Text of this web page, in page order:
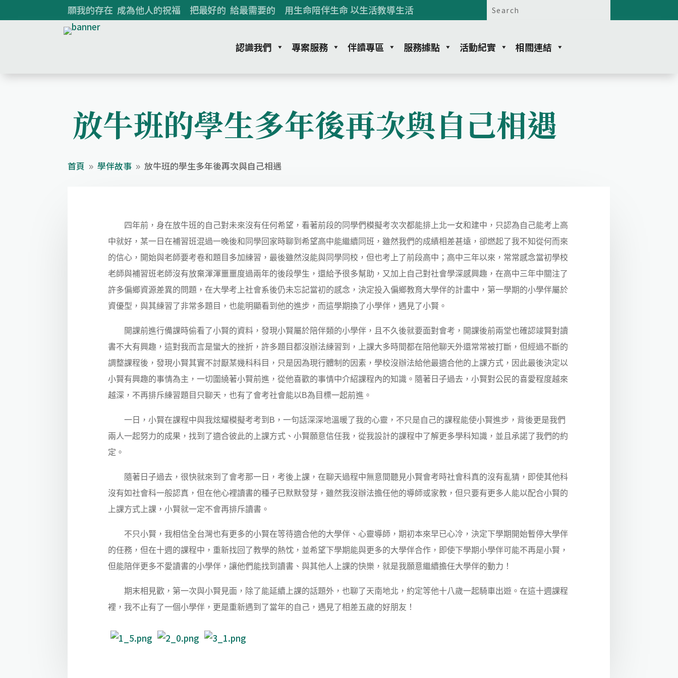
願我的存在 成為他人的祝福 把最好的 給最需要的 用生命陪伴生命 以生活教導生活
認識我們 專案服務 伴讀專區 服務據點 活動紀實 相關連結
放牛班的學生多年後再次與自己相遇
首頁 9 學伴故事 9 放牛班的學生多年後再次與自己相遇
四年前，身在放牛班的自己對未來沒有任何希望，看著前段的同學們模擬考次次都能排上北一女和建中，只認為自己能考上高
中就好，某一日在補習班混過一晚後和同學回家時聊到希望高中能繼續同班，雖然我們的成績相差甚遠，卻燃起了我不知從何而來
的信心，開始與老師要考卷和題目多加練習，最後雖然沒能與同學同校，但也考上了前段高中；高中三年以來，常常感念當初學校
老師與補習班老師沒有放棄渾渾噩噩度過兩年的後段學生，還給予很多幫助，又加上自己對社會學深感興趣，在高中三年中關注了
許多偏鄉資源差異的問題，在大學考上社會系後仍未忘記當初的感念，決定投入偏鄉教育大學伴的計畫中，第一學期的小學伴屬於
資優型，與其練習了非常多題目，也能明顯看到他的進步，而這學期換了小學伴，遇見了小賢。
開課前進行備課時偷看了小賢的資料，發現小賢屬於陪伴類的小學伴，且不久後就要面對會考，開課後前兩堂也確認竣賢對讀
書不大有興趣，這對我而言是蠻大的挫折，許多題目都沒辦法練習到，上課大多時間都在陪他聊天外還常常被打斷，但經過不斷的
調整課程後，發現小賢其實不討厭某幾科科目，只是因為現行體制的因素，學校沒辦法給他最適合他的上課方式，因此最後決定以
小賢有興趣的事情為主，一切圍繞著小賢前進，從他喜歡的事情中介紹課程內的知識。隨著日子過去，小賢對公民的喜愛程度越來
越深，不再排斥練習題目只聊天，也有了會考社會能以B為目標一起前進。
一日，小賢在課程中與我炫耀模擬考考到B，一句話深深地溫暖了我的心靈，不只是自己的課程能使小賢進步，背後更是我們
兩人一起努力的成果，找到了適合彼此的上課方式、小賢願意信任我，從我設計的課程中了解更多學科知識，並且承諾了我們的約
定。
隨著日子過去，很快就來到了會考那一日，考後上課，在聊天過程中無意間聽見小賢會考時社會科真的沒有亂猜，即使其他科
沒有如社會科一般認真，但在他心裡讀書的種子已默默發芽，雖然我沒辦法擔任他的導師或家教，但只要有更多人能以配合小賢的
上課方式上課，小賢就一定不會再排斥讀書。
不只小賢，我相信全台灣也有更多的小賢在等待適合他的大學伴、心靈導師，期初本來早已心冷，決定下學期開始暫停大學伴
的任務，但在十週的課程中，重新找回了教學的熱忱，並希望下學期能與更多的大學伴合作，即使下學期小學伴可能不再是小賢，
但能陪伴更多不愛讀書的小學伴，讓他們能找到讀書、與其他人上課的快樂，就是我願意繼續擔任大學伴的動力！
期末相見歡，第一次與小賢見面，除了能延續上課的話題外，也聊了天南地北，約定等他十八歲一起騎車出遊。在這十週課程
裡，我不止有了一個小學伴，更是重新遇到了當年的自己，遇見了相差五歲的好朋友！